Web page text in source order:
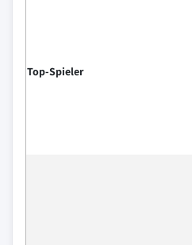
Top-Spieler